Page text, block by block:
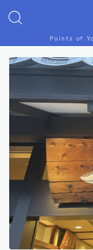
Points of
MENU
Points of You
コーチング体験
芸術祭